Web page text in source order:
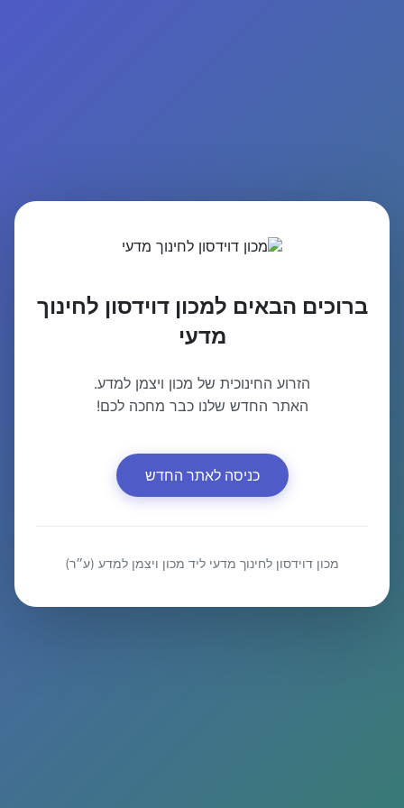
ברוכים הבאים למכון דוידסון לחינוך
מדעי
הזרוע החינוכית של מכון ויצמן למדע.
האתר החדש שלנו כבר מחכה לכם!
כניסה לאתר החדש
מכון דוידסון לחינוך מדעי ליד מכון ויצמן למדע (ע״ר)